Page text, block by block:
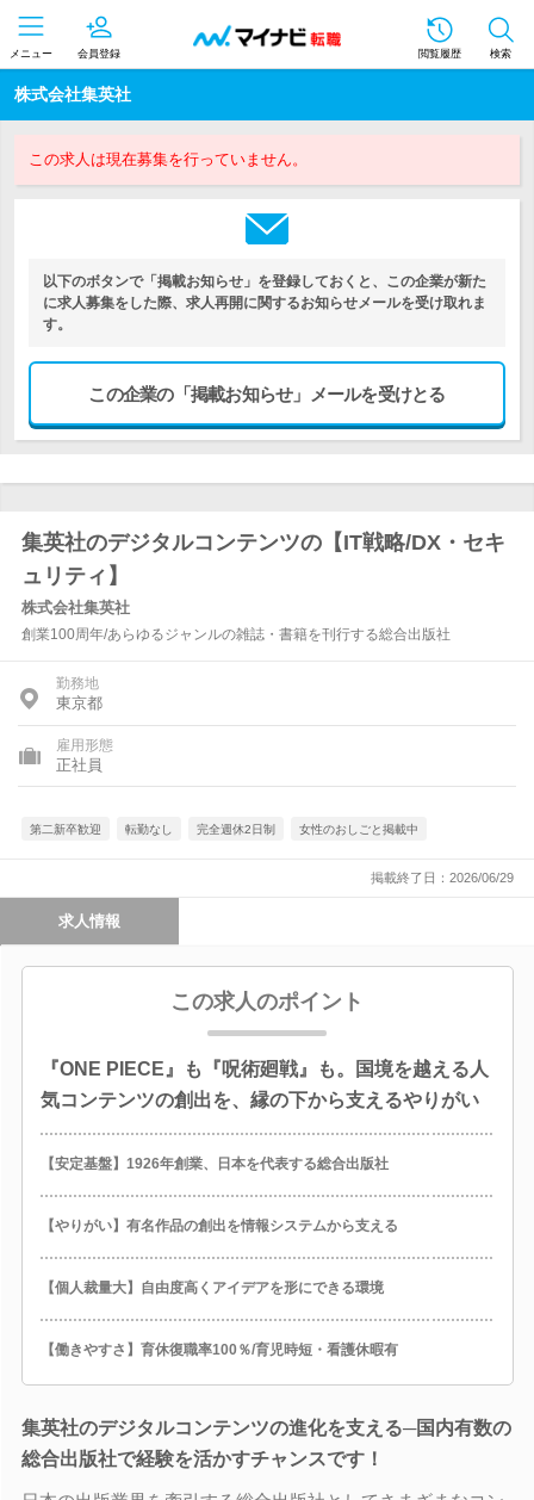
メニュー 会員登録 閲覧履歴 検索
株式会社集英社
この求人は現在募集を行っていません。
以下のボタンで「掲載お知らせ」を登録しておくと、この企業が新た
に求人募集をした際、求人再開に関するお知らせメールを受け取れま
す。
この企業の「掲載お知らせ」メールを受けとる
集英社のデジタルコンテンツの【IT戦略/DX・セキ
ュリティ】
株式会社集英社
創業100周年/あらゆるジャンルの雑誌・書籍を刊行する総合出版社
勤務地
東京都
雇用形態
正社員
第二新卒歓迎 転勤なし 完全週休2日制 女性のおしごと掲載中
掲載終了日：2026/06/29
求人情報
この求人のポイント
『ONE PIECE』も『呪術廻戦』も。国境を越える人
気コンテンツの創出を、縁の下から支えるやりがい
【安定基盤】1926年創業、日本を代表する総合出版社
【やりがい】有名作品の創出を情報システムから支える
【個人裁量大】自由度高くアイデアを形にできる環境
【働きやすさ】育休復職率100％/育児時短・看護休暇有
集英社のデジタルコンテンツの進化を支える─国内有数の
総合出版社で経験を活かすチャンスです！